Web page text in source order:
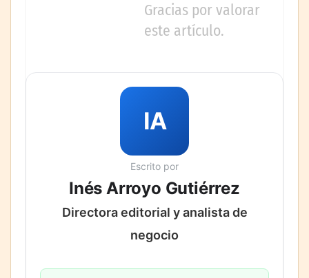
Gracias por valorar
este artículo.
IA
Escrito por
Inés Arroyo Gutiérrez
Directora editorial y analista de
negocio